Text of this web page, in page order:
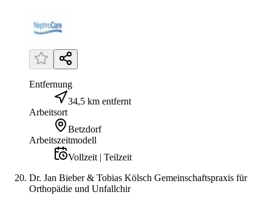
Entfernung
34,5 km entfernt
Arbeitsort
Betzdorf
Arbeitszeitmodell
Vollzeit | Teilzeit
Dr. Jan Bieber & Tobias Kölsch Gemeinschaftspraxis für
Orthopädie und Unfallchir